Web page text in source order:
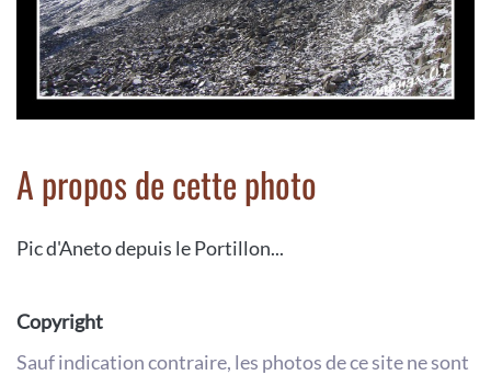
A propos de cette photo
Pic d'Aneto depuis le Portillon...
Copyright
Sauf indication contraire, les photos de ce site ne sont